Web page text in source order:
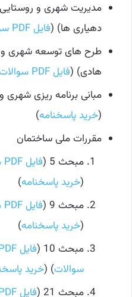
مدیریت شهری و
دهیاری ها) (فایل PDF سوالات
طرح های توسعه شهری
هادی) (فایل PDF سوالات
مبانی برنامه ریزی شهری
(خرید پاسخنامه)
مقررات ملی ساختمان
مبحث 5 (
فایل PDF مبحث 5
(خرید پاسخنامه)
مبحث 9 (
فایل PDF مبحث 9
(خرید پاسخنامه)
مبحث 10 (
فایل PDF مبحث 10
سوالات) (خرید
مبحث 21 (
فایل PDF مبحث 21